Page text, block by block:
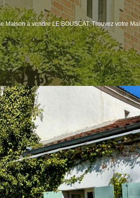
à vendre LE BOUSCAT. Trouvez votre